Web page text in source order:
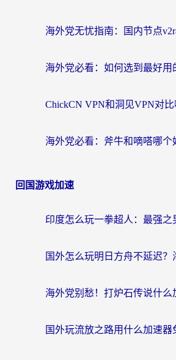
回国游戏加速